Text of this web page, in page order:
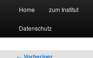
Zum
primären
Inhalt
Zum
sekundären
Inhalt
Home zum Institut
Datenschutz
Beitragsnavigation